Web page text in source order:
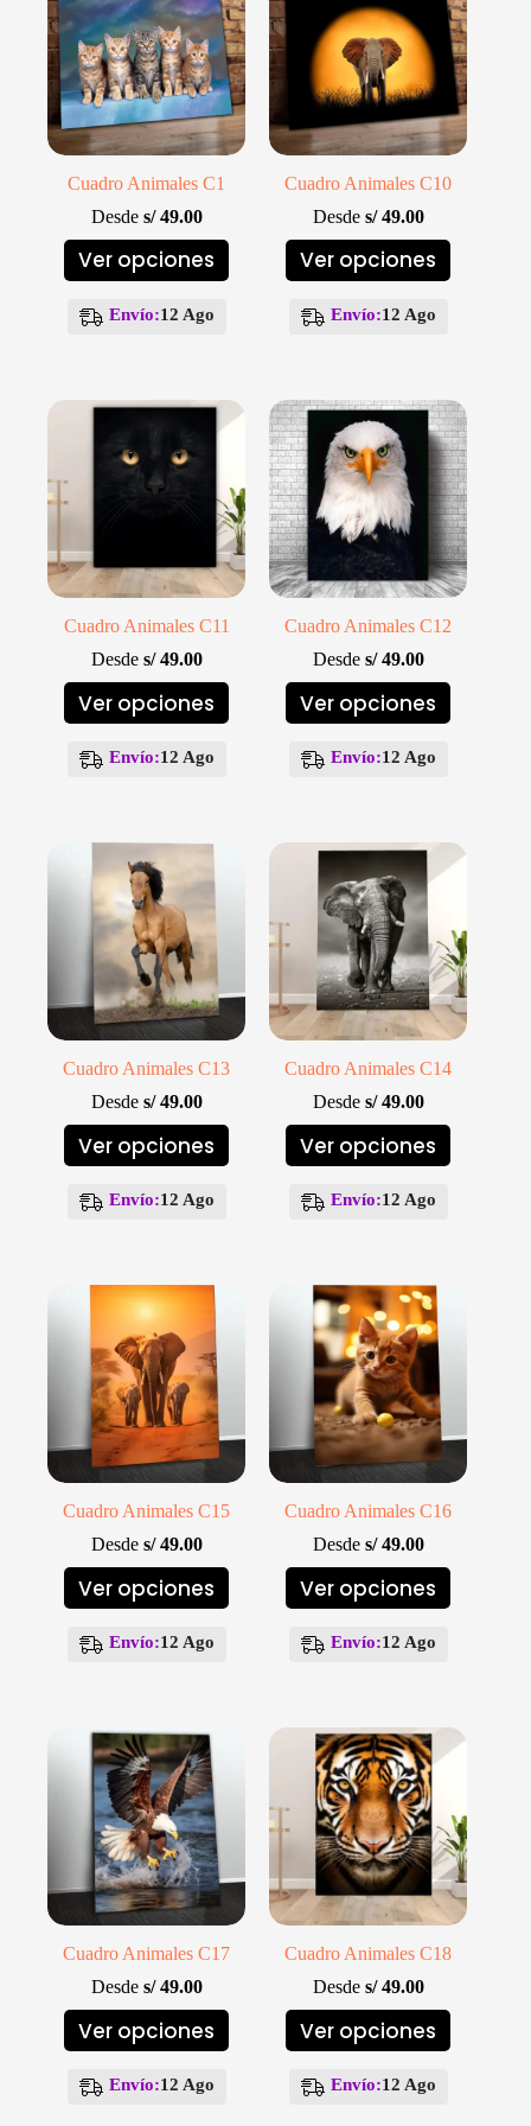
Cuadro Animales C1
Desde s/49.00
Ver opciones
Este
producto
múltiples
se
en
la
página
Envío:12 Ago
Cuadro Animales C10
Desde s/49.00
Ver opciones
Este
producto
múltiples
se
pueden
elegir
en
la
página
de
producto
Envío:12 Ago
Cuadro Animales C11
Desde s/49.00
Ver opciones
Este
producto
múltiples
se
pueden
elegir
en
la
página
de
producto
Envío:12 Ago
Cuadro Animales C12
Desde s/49.00
Ver opciones
Este
producto
múltiples
se
pueden
elegir
en
la
página
de
producto
Envío:12 Ago
Cuadro Animales C13
Desde s/49.00
Ver opciones
Este
producto
múltiples
se
pueden
elegir
en
la
página
de
producto
Envío:12 Ago
Cuadro Animales C14
Desde s/49.00
Ver opciones
Este
producto
múltiples
se
pueden
elegir
en
la
página
de
producto
Envío:12 Ago
Cuadro Animales C15
Desde s/49.00
Ver opciones
Este
producto
múltiples
pueden
elegir
en
la
página
de
producto
Envío:12 Ago
Cuadro Animales C16
Desde s/49.00
Ver opciones
Este
producto
múltiples
se
pueden
elegir
en
la
página
de
producto
Envío:12 Ago
Cuadro Animales C17
Desde s/49.00
Ver opciones
Este
producto
múltiples
Envío:12 Ago
Cuadro Animales C18
Desde s/49.00
Ver opciones
Este
producto
múltiples
Envío:12 Ago